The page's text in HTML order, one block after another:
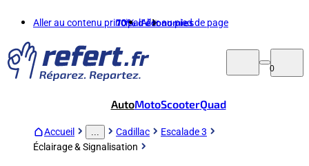
Aller au contenu principalAller au pied de page
70%d'économies
0
AutoMotoScooterQuad
Accueil Cadillac
Escalade 3
Éclairage & Signalisation